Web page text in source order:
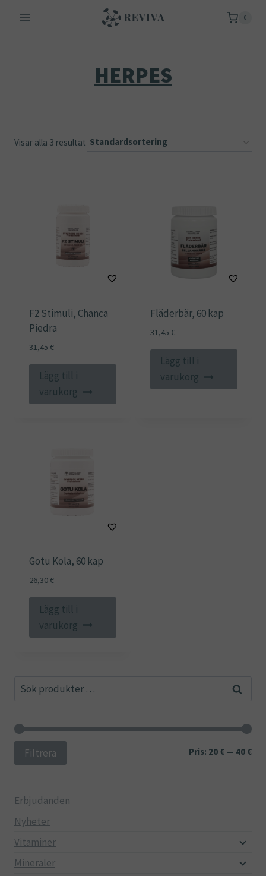
0
HERPES
Visar alla 3 resultat
F2 Stimuli, Chanca
Piedra
31,45 €
Lägg till i
varukorg
Fläderbär, 60 kap
31,45 €
Lägg till i
varukorg
Gotu Kola, 60 kap
26,30€
Lägg till i
varukorg
Sök
Sök
Min
Filtrera Pris: 20 € — 40 €
Erbjudanden
Nyheter
Vitaminer
Mineraler